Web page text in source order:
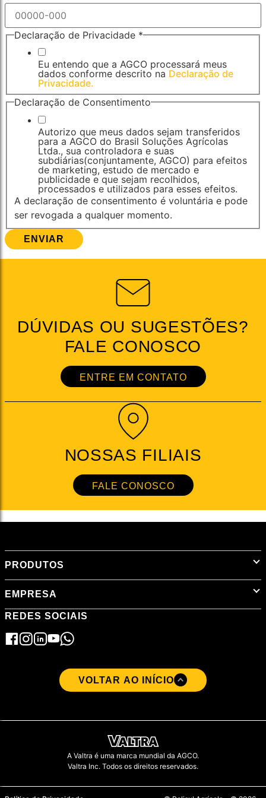
Declaração de Privacidade *
Eu entendo que a AGCO processará meus
dados conforme descrito na Declaração de
Privacidade.
Declaração de Consentimento
Autorizo que meus dados sejam transferidos
para a AGCO do Brasil Soluções Agrícolas
Ltda., sua controladora e suas
subdiárias(conjuntamente, AGCO) para efeitos
de marketing, estudo de mercado e
publicidade e que sejam recolhidos,
processados e utilizados para esses efeitos.
A declaração de consentimento é voluntária e pode
ser revogada a qualquer momento.
ENVIAR
DÚVIDAS OU SUGESTÕES?
FALE CONOSCO
ENTRE EM CONTATO
NOSSAS FILIAIS
FALE CONOSCO
PRODUTOS
EMPRESA
REDES SOCIAIS
VOLTAR AO INÍCIO
A Valtra é uma marca mundial da AGCO.
Valtra Inc. Todos os direitos reservados.